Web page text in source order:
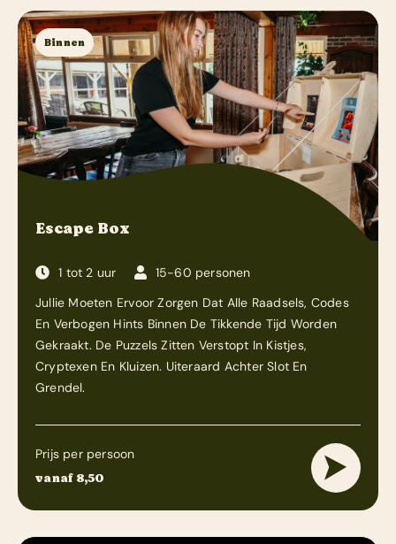
Binnen
Escape Box
1 tot 2 uur
15-60 personen
Jullie Moeten Ervoor Zorgen Dat Alle Raadsels, Codes
En Verbogen Hints Binnen De Tikkende Tijd Worden
Gekraakt. De Puzzels Zitten Verstopt In Kistjes,
Cryptexen En Kluizen. Uiteraard Achter Slot En
Grendel.
Prijs per persoon
vanaf 8,50